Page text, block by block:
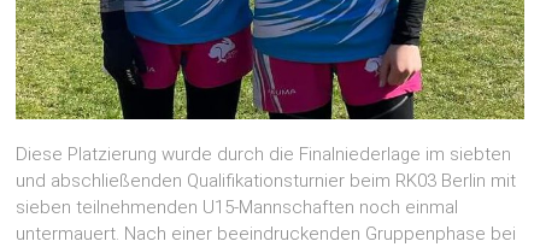
Diese Platzierung wurde durch die Finalniederlage im siebten
und abschließenden Qualifikationsturnier beim RK03 Berlin mit
sieben teilnehmenden U15-Mannschaften noch einmal
untermauert. Nach einer beeindruckenden Gruppenphase bei